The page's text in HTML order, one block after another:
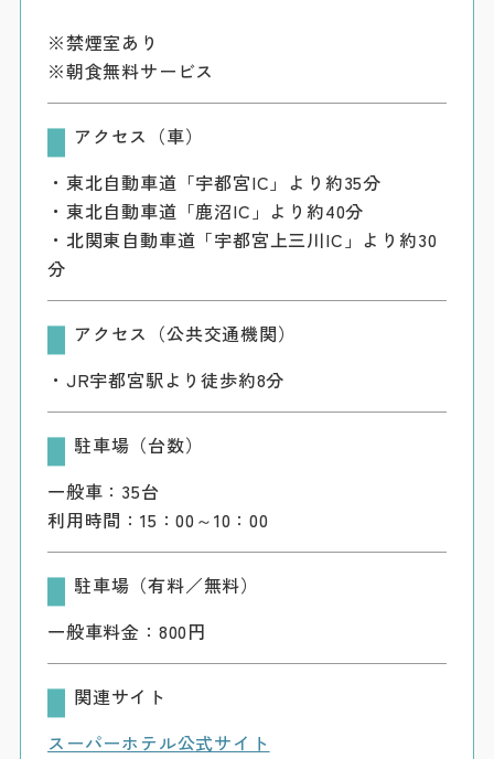
※禁煙室あり
※朝食無料サービス
アクセス（車）
・東北自動車道「宇都宮IC」より約35分
・東北自動車道「鹿沼IC」より約40分
・北関東自動車道「宇都宮上三川IC」より約30
分
アクセス（公共交通機関）
・JR宇都宮駅より徒歩約8分
駐車場（台数）
一般車：35台
利用時間：15：00～10：00
駐車場（有料／無料）
一般車料金：800円
関連サイト
スーパーホテル公式サイト